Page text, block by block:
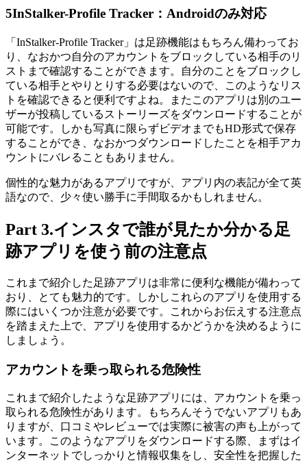
5InStalker-Profile Tracker：Androidのみ対応
「InStalker-Profile Tracker」は足跡機能はもちろん備わってお
り、なおかつ自分のアカウントをブロックしている相手のリ
ストまで確認することができます。自分のことをブロックし
ている相手とやりとりする必要はないので、このようなリス
トを確認できると便利ですよね。またこのアプリは別のユー
ザーが投稿しているストーリーズをダウンロードすることが
可能です。しかも写真に限らずビデオまでもHD形式で保存
することができ、なおかつダウンロードしたことを相手アカ
ウントにバレることもありません。
個性的な魅力があるアプリですが、アプリ内の表記が全て英
語なので、少々使い勝手に手間取るかもしれません。
Part 3.インスタで誰が見たか分かる足
跡アプリを使う前の注意点
これまで紹介した足跡アプリは非常に便利な機能が備わって
おり、とても魅力的です。しかしこれらのアプリを使用する
際にはいくつか注意が必要です。これからお伝えする注意点
を踏まえた上で、アプリを使用するかどうかを決めるように
しましょう。
アカウントを乗っ取られる危険性
これまで紹介したような足跡アプリには、アカウントを乗っ
取られる危険性があります。もちろんそうでないアプリもあ
りますが、口コミやレビューでは実際に被害の声も上がって
います。このようなアプリをダウンロードする際、まずはイ
ンターネットでしっかりと情報収集をし、安全性を把握した